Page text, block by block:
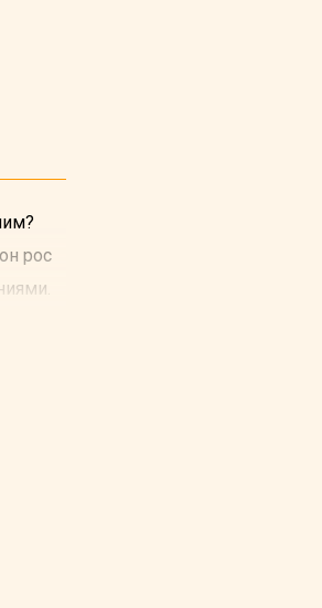
рос